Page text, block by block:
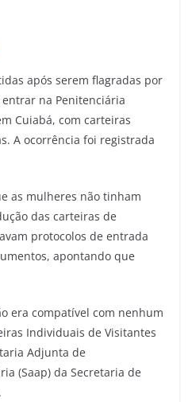
após serem flagradas por
na Penitenciária
Cuiabá, com carteiras
A ocorrência foi registrada
as mulheres não tinham
das carteiras de
protocolos de entrada
apontando que
era compatível com nenhum
Individuais de Visitantes
Adjunta de
(Saap) da Secretaria de